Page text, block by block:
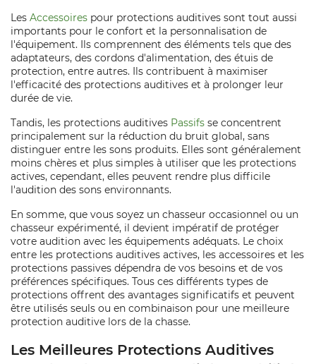
Les Accessoires pour protections auditives sont tout aussi
importants pour le confort et la personnalisation de
l'équipement. Ils comprennent des éléments tels que des
adaptateurs, des cordons d'alimentation, des étuis de
protection, entre autres. Ils contribuent à maximiser
l'efficacité des protections auditives et à prolonger leur
durée de vie.
Tandis, les protections auditives Passifs se concentrent
principalement sur la réduction du bruit global, sans
distinguer entre les sons produits. Elles sont généralement
moins chères et plus simples à utiliser que les protections
actives, cependant, elles peuvent rendre plus difficile
l'audition des sons environnants.
En somme, que vous soyez un chasseur occasionnel ou un
chasseur expérimenté, il devient impératif de protéger
votre audition avec les équipements adéquats. Le choix
entre les protections auditives actives, les accessoires et les
protections passives dépendra de vos besoins et de vos
préférences spécifiques. Tous ces différents types de
protections offrent des avantages significatifs et peuvent
être utilisés seuls ou en combinaison pour une meilleure
protection auditive lors de la chasse.
Les Meilleures Protections Auditives